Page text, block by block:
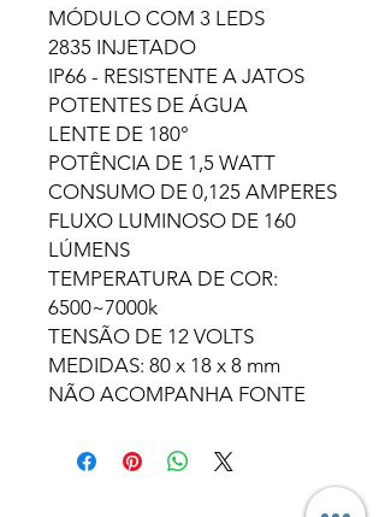
MÓDULO COM 3 LEDS
2835 INJETADO
IP66 - RESISTENTE A JATOS
POTENTES DE ÁGUA
LENTE DE 180°
POTÊNCIA DE 1,5 WATT
CONSUMO DE 0,125 AMPERES
FLUXO LUMINOSO DE 160
LÚMENS
TEMPERATURA DE COR:
6500~7000k
TENSÃO DE 12 VOLTS
MEDIDAS: 80 x 18 x 8 mm
NÃO ACOMPANHA FONTE